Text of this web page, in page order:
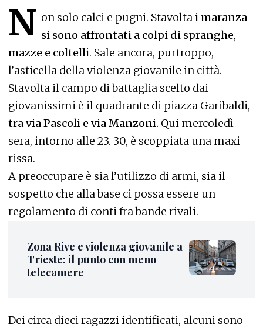
N on solo calci e pugni. Stavolta i maranza
si sono affrontati a colpi di spranghe,
mazze e coltelli. Sale ancora, purtroppo,
l’asticella della violenza giovanile in città.
Stavolta il campo di battaglia scelto dai
giovanissimi è il quadrante di piazza Garibaldi,
tra via Pascoli e via Manzoni. Qui mercoledì
sera, intorno alle 23. 30, è scoppiata una maxi
rissa.
A preoccupare è sia l’utilizzo di armi, sia il
sospetto che alla base ci possa essere un
regolamento di conti fra bande rivali.
Zona Rive e violenza giovanile a
Trieste: il punto con meno
telecamere
Dei circa dieci ragazzi identificati, alcuni sono